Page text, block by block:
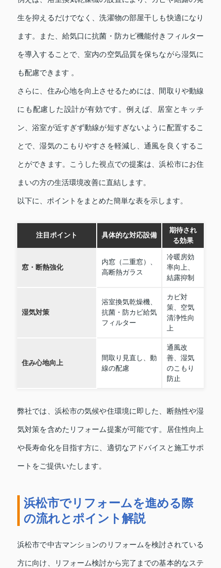
生を抑えるだけでなく、洗濯物の部屋干しも快適になり
ます。また、給気口に抗菌・防カビ機能付きフィルター
を導入することで、室内の空気品質を保ちながら湿気に
も配慮できます 。
さらに、住み心地を向上させるためには、間取りや動線
にも配慮した設計が有効です。例えば、居室とキッチ
ン、浴室が近すぎず動線が短すぎないように配置するこ
とで、湿気のこもりやすさを軽減し、通風を良くするこ
とができます。こうした視点での提案は、浜松市にお住
まいの方の生活環境改善に直結します。
以下に、ポイントをまとめた簡単な表を示します。
注目ポイント 具体的な対応設備
期待され
る効果
窓・断熱強化
内窓（二重窓）、
高断熱ガラス
冷暖房効
率向上、
結露抑制
湿気対策
浴室換気乾燥機、
抗菌・防カビ給気
フィルター
カビ対
策、空気
清浄性向
上
住み心地向上
間取り見直し、動
線の配慮
通風改
善、湿気
のこもり
防止
弊社では、浜松市の気候や住環境に即した、断熱性や湿
気対策を含めたリフォーム提案が可能です。居住性向上
や長寿命化を目指す方に、適切なアドバイスと施工サポ
ートをご提供いたします。
浜松市でリフォームを進める際
の流れとポイント解説
浜松市で中古マンションのリフォームを検討されている
方に向け、リフォーム検討から完了までの基本的なステ